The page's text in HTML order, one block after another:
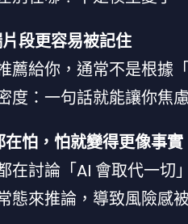
段更容易被記住
薦給你，通常不是根據
度：一句話就能讓你焦
怕，怕就變得更像事實
在討論「AI 會取代一
態來推論，導致風險感